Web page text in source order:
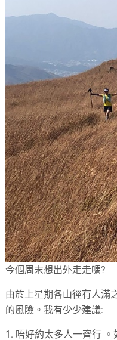
今個周末想出外走走嗎?
由於上星期各山徑有人滿
的風險。我有少少建議:
1. 唔好約太多人一齊行